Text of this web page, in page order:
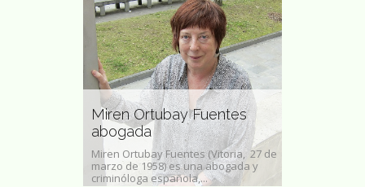
Miren Ortubay Fuentes
abogada
Miren Ortubay Fuentes (Vitoria, 27 de
marzo de 1958) es una abogada y
criminóloga española,...